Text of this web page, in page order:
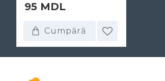
95 MDL
Cumpără